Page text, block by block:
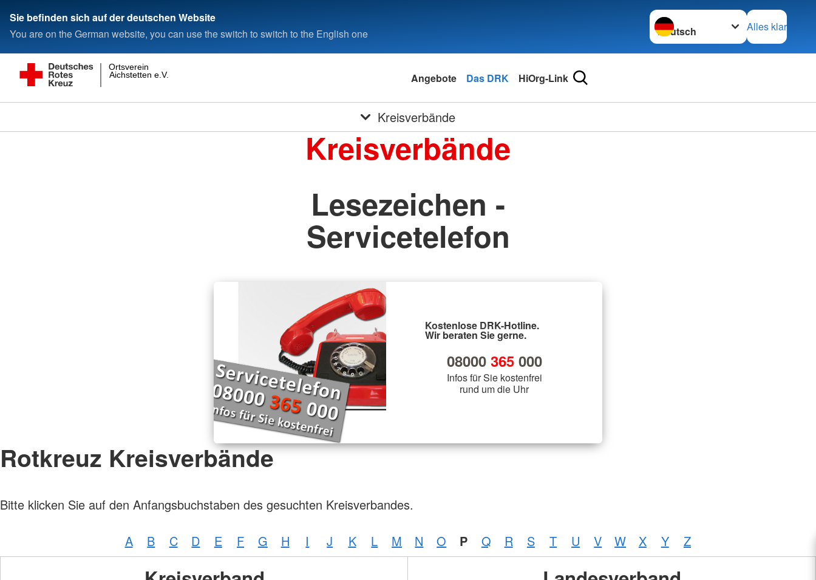
Sie befinden sich auf der deutschen Website
You are on the German website, you can use the switch to switch to the English one
Sprache wechseln zu
Alles klar
Aichstetten e.V.
Ortsverein
Angebote Das DRK HiOrg-Link
Kreisverbände
Kreisverbände
Lesezeichen -
Servicetelefon
Kostenlose DRK-Hotline.
Wir beraten Sie gerne.
08000 365000
Infos für Sie kostenfrei
rund um die Uhr
Rotkreuz Kreisverbände
Bitte klicken Sie auf den Anfangsbuchstaben des gesuchten Kreisverbandes.
A B C D E F G H I J K L M N O P Q R S T U V W X Y Z